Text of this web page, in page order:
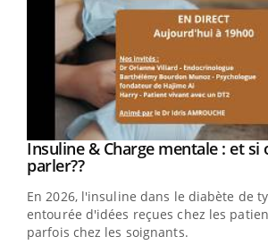
Youtube
Insuline & Charge mentale : et si
parler??Youtube
En 2026, l'insuline dans le diabète de
entourée d'idées reçues chez les
parfois chez les soignants.